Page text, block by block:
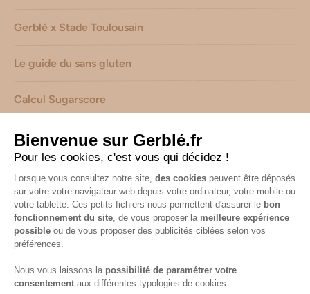
Gerblé x Stade Toulousain
Le guide du sans gluten
Calcul Sugarscore
Suivez-nous sur les réseaux !
Mentions légales Consignes de tri de nos emballages
Caractéristiques environnementales de nos emballages
(informations AGEC) -Avis & notes collectés parShopadvizor